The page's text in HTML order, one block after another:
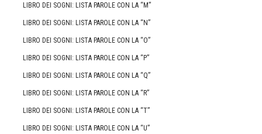
LIBRO DEI SOGNI: LISTA PAROLE CON LA “M”
LIBRO DEI SOGNI: LISTA PAROLE CON LA “N”
LIBRO DEI SOGNI: LISTA PAROLE CON LA “O”
LIBRO DEI SOGNI: LISTA PAROLE CON LA “P”
LIBRO DEI SOGNI: LISTA PAROLE CON LA “Q”
LIBRO DEI SOGNI: LISTA PAROLE CON LA “R”
LIBRO DEI SOGNI: LISTA PAROLE CON LA “T”
LIBRO DEI SOGNI: LISTA PAROLE CON LA “U”